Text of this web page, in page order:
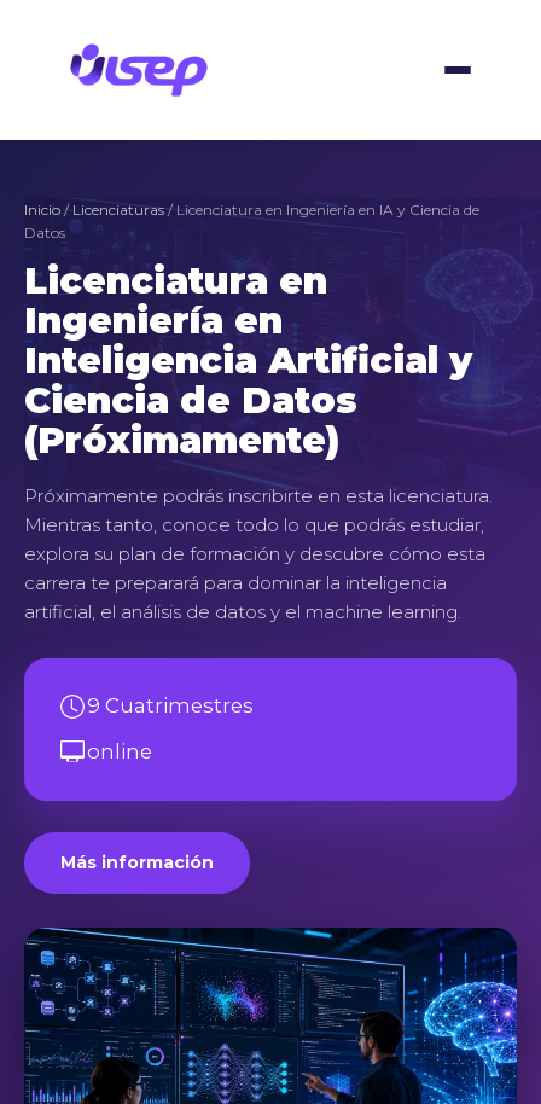
contenido
Inicio / Licenciaturas/ Licenciatura en Ingeniería en IA y Ciencia de
Datos
Licenciatura en
Ingeniería en
Inteligencia Artificial y
Ciencia de Datos
(Próximamente)
Próximamente podrás inscribirte en esta licenciatura.
Mientras tanto, conoce todo lo que podrás estudiar,
explora su plan de formación y descubre cómo esta
carrera te preparará para dominar la inteligencia
artificial, el análisis de datos y el machine learning.
9 Cuatrimestres
online
Más información